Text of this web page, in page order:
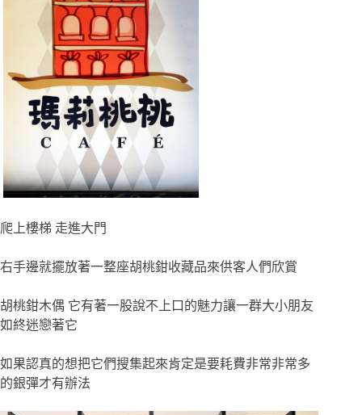
爬上樓梯 走進大門
右手邊就擺放著一整座胡桃鉗收藏品來供客人們欣賞
胡桃鉗木偶 它有著一股說不上口的魅力讓一群大小朋友
如終迷戀著它
如果認真的想把它們搜集起來肯定是要耗費非常非常多
的銀彈才有辦法